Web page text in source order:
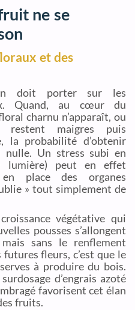
ne se
et des
doit porter sur les
Quand, au cœur du
charnu n’apparaît, ou
restent maigres puis
la probabilité d’obtenir
nulle. Un stress subi en
lumière) peut en effet
place des organes
» tout simplement de
végétative qui
pousses s’allongent
sans le renflement
fleurs, c’est que le
à produire du bois.
d’engrais azoté
favorisent cet élan
fruits.